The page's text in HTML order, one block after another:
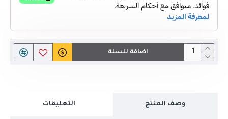
اضافة للسلة
وصف المنتج التعليقات